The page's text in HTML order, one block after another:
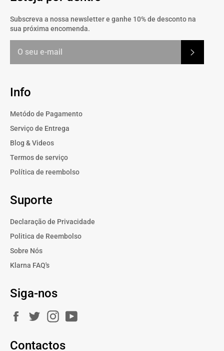
Subscreva a nossa newsletter e ganhe 10% de desconto na
sua próxima encomenda.
Info
Metódo de Pagamento
Serviço de Entrega
Blog & Videos
Termos de serviço
Política de reembolso
Suporte
Declaração de Privacidade
Politica de Reembolso
Sobre Nós
Klarna FAQ's
Siga-nos
FacebookTwitterInstagram
Contactos